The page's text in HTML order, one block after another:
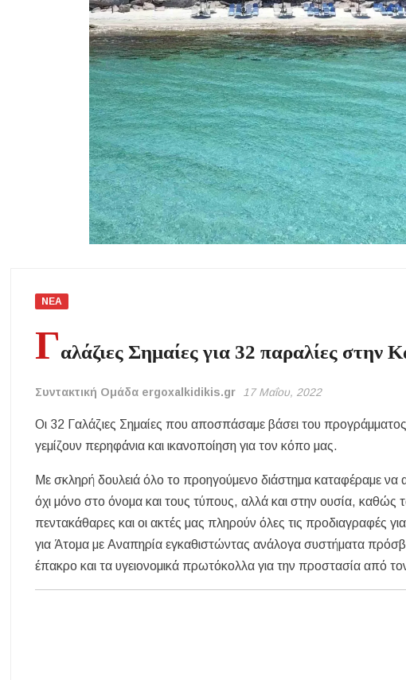
Σίβηρη Χαλκιδικής: Απαγόρευση χρήσης του νερού για πόση μετά από
Χαλκιδική: Οι ουρές στα σύνορα των Ευζώνων «φρενάρουν» τον τουρισμό –
Μεταμόρφωση του Σωτήρος: Ο συμβολισμός των σταφυλιών που ευλογούνται
Μουσική Εκδήλωση της Φιλαρμονικής Μεγάλης Παναγίας
Πτώση στις τιμές των καυσίμων: Κάτω από τα 2 ευρώ η αμόλυβδη μέσα στην
ΝΕΑ
Γαλάζιες Σημαίες για 32 παραλίες στην
Συντακτική Ομάδα ergoxalkidikis.gr 17 Μαΐου, 2022
Οι 32 Γαλάζιες Σημαίες που αποσπάσαμε βάσει του
γεμίζουν περηφάνια και ικανοποίηση για τον κόπο μας.
Με σκληρή δουλειά όλο το προηγούμενο διάστημα καταφέραμε
όχι μόνο στο όνομα και τους τύπους, αλλά και στην ουσία, καθώς
πεντακάθαρες και οι ακτές μας πληρούν όλες τις προδιαγραφές
για Άτομα με Αναπηρία εγκαθιστώντας ανάλογα συστήματα
έπακρο και τα υγειονομικά πρωτόκολλα για την προστασία από